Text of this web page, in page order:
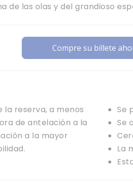
de las olas y del grandioso
Compre su billete
reserva, a menos
de antelación a la
a la mayor
Se
Se
La